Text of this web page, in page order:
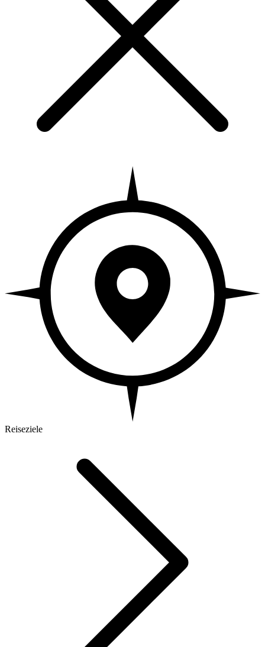
Reiseziele